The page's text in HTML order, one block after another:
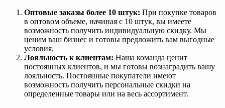
Оптовые заказы более 10 штук: При покупке товаров
в оптовом объеме, начиная с 10 штук, вы имеете
возможность получить индивидуальную скидку. Мы
ценим ваш бизнес и готовы предложить вам выгодные
условия.
Лояльность к клиентам: Наша команда ценит
постоянных клиентов, и мы готовы вознаградить вашу
лояльность. Постоянные покупатели имеют
возможность получить персональные скидки на
определенные товары или на весь ассортимент.